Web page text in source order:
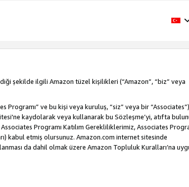
şekilde ilgili Amazon tüzel kişilikleri (“Amazon”, “biz” veya
Programı” ve bu kişi veya kuruluş, “siz” veya bir
kaydolarak veya kullanarak bu Sözleşme’yi, atıfta
Programı Katılım Gerekliliklerimiz, Associates
kabul etmiş olursunuz. Amazon.com internet sitesinde
da dahil olmak üzere Amazon Topluluk Kuralları’na